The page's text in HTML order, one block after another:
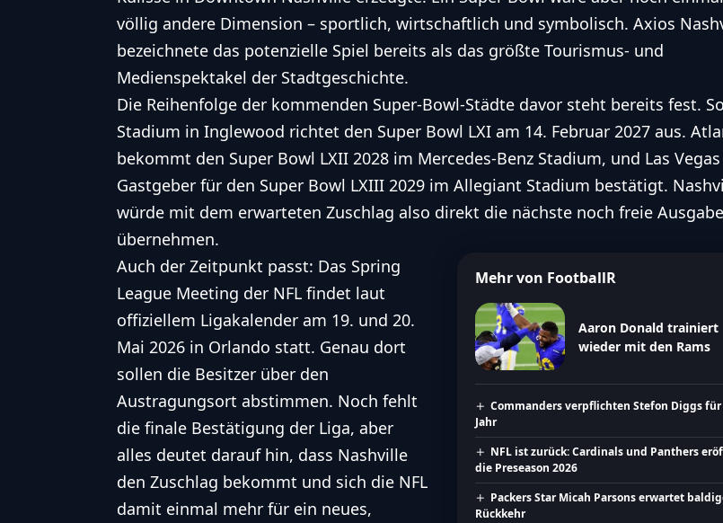
völlig andere Dimension – sportlich, wirtschaftlich und symbolisch. Axios
bezeichnete das potenzielle Spiel bereits als das größte Tourismus- und
Medienspektakel der Stadtgeschichte.
Die Reihenfolge der kommenden Super-Bowl-Städte davor steht bereits fest.
Stadium in Inglewood richtet den Super Bowl LXI am 14. Februar 2027 aus.
bekommt den Super Bowl LXII 2028 im Mercedes-Benz Stadium, und Las Vegas
Gastgeber für den Super Bowl LXIII 2029 im Allegiant Stadium bestätigt.
würde mit dem erwarteten Zuschlag also direkt die nächste noch freie Ausgabe
übernehmen.
Mehr von FootballR
Aaron Donald trainiert
wieder mit den Rams
Commanders verpflichten Stefon Diggs
Jahr
NFL ist zurück: Cardinals und Panthers
die Preseason 2026
Packers Star Micah Parsons erwartet
Rückkehr
Auch der Zeitpunkt passt: Das Spring
League Meeting der NFL findet laut
offiziellem Ligakalender am 19. und 20.
Mai 2026 in Orlando statt. Genau dort
sollen die Besitzer über den
Austragungsort abstimmen. Noch fehlt
die finale Bestätigung der Liga, aber
alles deutet darauf hin, dass Nashville
den Zuschlag bekommt und sich die NFL
damit einmal mehr für ein neues,